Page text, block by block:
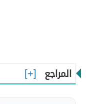
المراجع